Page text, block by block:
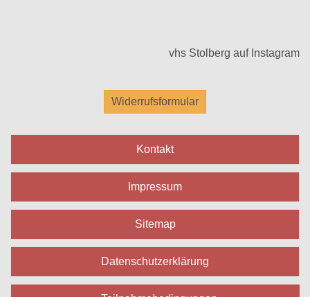
vhs Stolberg auf Instagram
Widerrufsformular
Kontakt
Impressum
Sitemap
Datenschutzerklärung